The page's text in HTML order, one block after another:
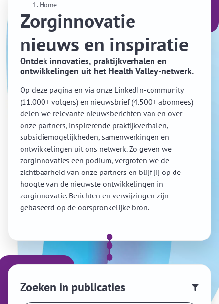
Home
Zorginnovatie
nieuws en inspiratie
Ontdek innovaties, praktijkverhalen en
ontwikkelingen uit het Health Valley-netwerk.
Op deze pagina en via onze LinkedIn-community
(11.000+ volgers) en nieuwsbrief (4.500+ abonnees)
delen we relevante nieuwsberichten van en over
onze partners, inspirerende praktijkverhalen,
subsidiemogelijkheden, samenwerkingen en
ontwikkelingen uit ons netwerk. Zo geven we
zorginnovaties een podium, vergroten we de
zichtbaarheid van onze partners en blijf jij op de
hoogte van de nieuwste ontwikkelingen in
zorginnovatie. Berichten en verwijzingen zijn
gebaseerd op de oorspronkelijke bron.
Zoeken in publicaties